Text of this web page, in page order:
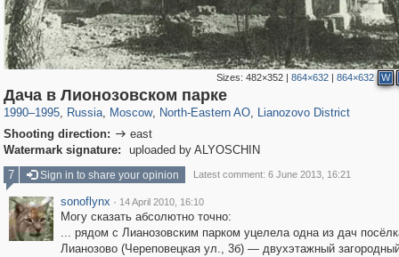
Sizes: 482×352 | 864×632 | 864×632 W
Дача в Лионозовском парке
1990–1995, Russia
1,406,840 29,243
, Moscow
319,864 8,286
, North-Eastern AO
24,490 250
, Lianozovo District
Shooting direction:  east
Watermark signature:
uploaded by ALYOSCHIN
7
Sign in to share your opinion Latest comment: 6 June 2013, 16:21
sonoflynx · 14 April 2010, 16:10
Могу сказать абсолютно точно:
... рядом с Лианозовским парком уцелела одна из дач
Лианозово (Череповецкая ул., 3б) — двухэтажный